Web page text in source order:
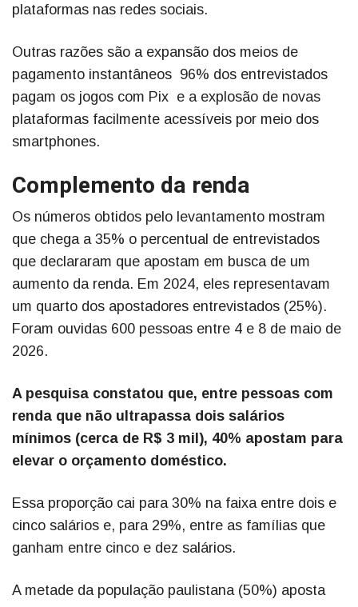
plataformas nas redes sociais.
Outras razões são a expansão dos meios de
pagamento instantâneos 96% dos entrevistados
pagam os jogos com Pix e a explosão de novas
plataformas facilmente acessíveis por meio dos
smartphones.
Complemento da renda
Os números obtidos pelo levantamento mostram
que chega a 35% o percentual de entrevistados
que declararam que apostam em busca de um
aumento da renda. Em 2024, eles representavam
um quarto dos apostadores entrevistados (25%).
Foram ouvidas 600 pessoas entre 4 e 8 de maio de
2026.
A pesquisa constatou que, entre pessoas com
renda que não ultrapassa dois salários
mínimos (cerca de R$ 3 mil), 40% apostam para
elevar o orçamento doméstico.
Essa proporção cai para 30% na faixa entre dois e
cinco salários e, para 29%, entre as famílias que
ganham entre cinco e dez salários.
A metade da população paulistana (50%) aposta